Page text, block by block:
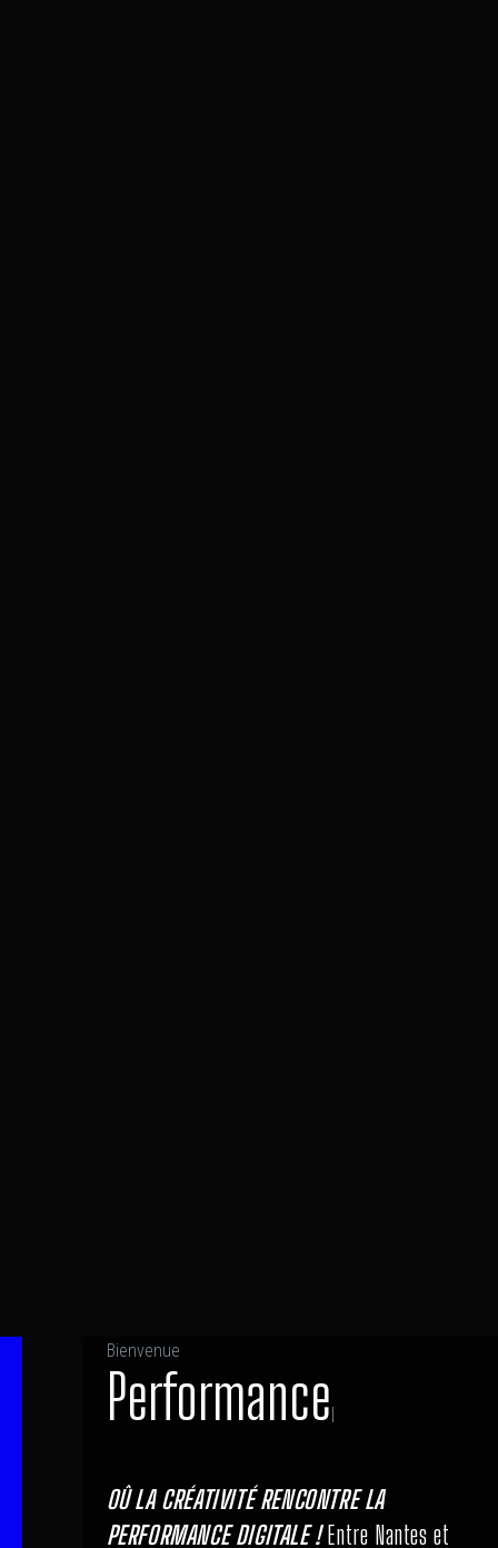
Bienvenue
Performance
OÛ LA CRÉATIVITÉ RENCONTRE LA
PERFORMANCE DIGITALE !Entre Nantes et